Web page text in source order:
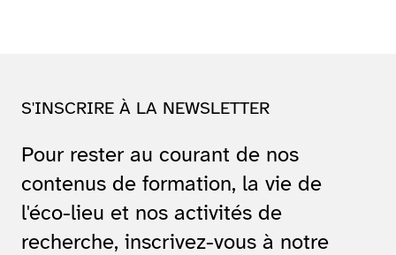
S'INSCRIRE À LA NEWSLETTER
Pour rester au courant de nos
contenus de formation, la vie de
l'éco-lieu et nos activités de
recherche, inscrivez-vous à notre